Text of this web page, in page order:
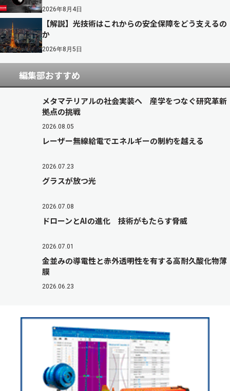
2026年8月4日
【解説】光技術はこれからの安全保障をどう支えるの
か
2026年8月5日
編集部おすすめ
メタマテリアルの社会実装へ 産学をつなぐ研究革新
拠点の挑戦
2026.08.05
レーザー無線給電でエネルギーの制約を越える
2026.07.23
グラスが放つ光
2026.07.08
ドローンとAIの進化 技術がもたらす脅威
2026.07.01
金並みの導電性と赤外透明性を有する高耐久酸化物薄
膜
2026.06.23